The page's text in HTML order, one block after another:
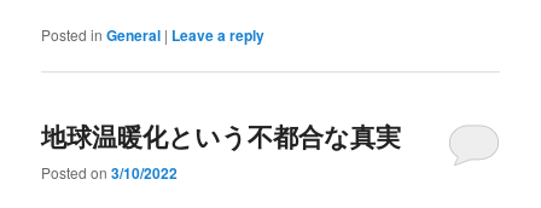
Posted in General | Leave a reply
地球温暖化という不都合な真実
Posted on3/10/2022